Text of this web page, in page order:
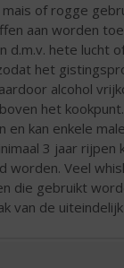
of rogge
aan worden
d.m.v. hete lucht
het
alcohol
het
kan enkele
3 jaar
Veel
die gebruikt
van de